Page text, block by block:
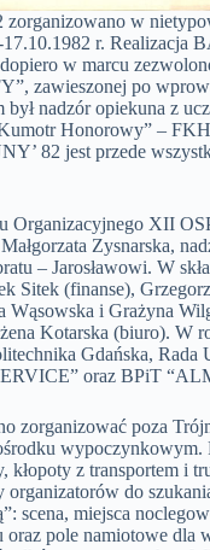
zorganizowano w
r. Realizacja
w marcu
zawieszonej po
nadzór opiekuna z
Honorowy” –
82 jest przede
Organizacyjnego XII
Zysnarska,
– Jarosławowi. W
Sitek (finanse),
Wąsowska i Grażyna
Kotarska (biuro). W
Gdańska, Rada
oraz BPiT
zorganizować poza
wypoczynkowym.
kłopoty z transportem i
organizatorów do
scena, miejsca
pole namiotowe dla